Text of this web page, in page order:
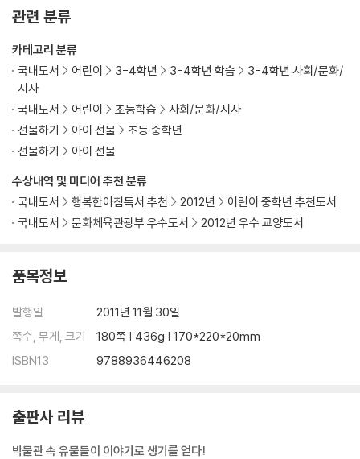
관련 분류
수상내역 및 미디어 추천 분류
국내도서
행복한아침독서 추천 2012년
어린이 중학년 추천도서
국내도서
문화체육관광부 우수도서 2012년 우수 교양도서
카테고리 분류
국내도서
어린이 3-4학년 3-4학년 학습
3-4학년 사회/문화/
시사
국내도서
어린이 초등학습
사회/문화/시사
선물하기
아이 선물
초등 중학년
선물하기
아이 선물
품목정보
발행일
2011년 11월 30일
쪽수, 무게, 크기
180쪽 | 436g | 170*220*20mm
ISBN13
9788936446208
출판사 리뷰
박물관 속 유물들이 이야기로 생기를 얻다!